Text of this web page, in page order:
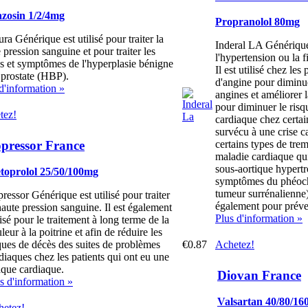
1/2/4mg
Générique est utilisé pour traiter la
pression sanguine et pour traiter les
et symptômes de l'hyperplasie bénigne
(HBP).
»
France
25/50/100mg
Générique est utilisé pour traiter
pression sanguine. Il est également
pour le traitement à long terme de la
à la poitrine et afin de réduire les
de décès des suites de problèmes
chez les patients qui ont eu une
cardiaque.
d'information »
Propranolol 80mg
Inderal LA
l'hypertension ou la
Il est utilisé chez les
d'angine pour
angines et améliorer
pour diminuer le
cardiaque chez
survécu à une crise
certains types de
maladie cardiaque
sous-aortique
symptômes du
tumeur
également pour
Plus d'information »
€0.87 Achetez!
Diovan France
Valsartan 40/80/